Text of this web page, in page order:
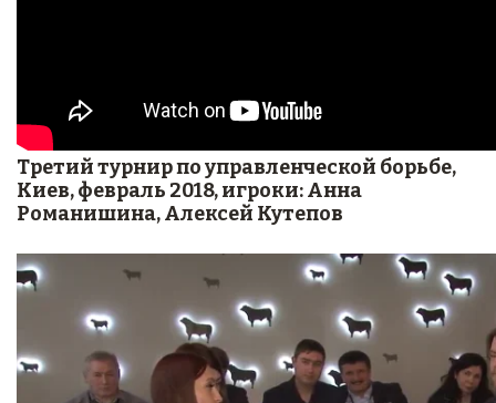
Третий турнир по управленческой борьбе,
Киев, февраль 2018, игроки: Анна
Романишина, Алексей Кутепов